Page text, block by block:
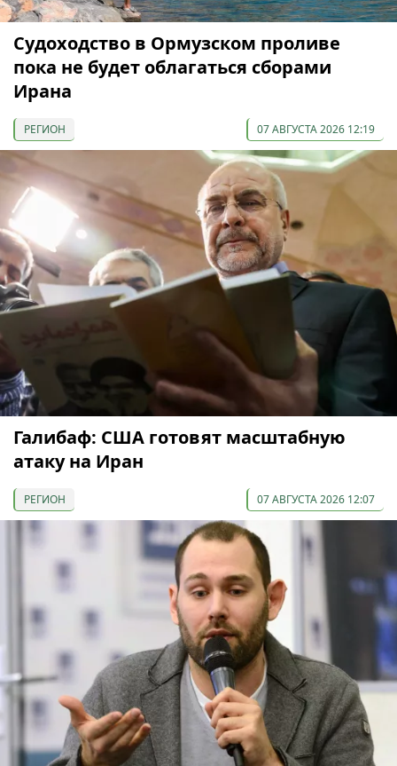
Судоходство в Ормузском проливе
пока не будет облагаться сборами
Ирана
РЕГИОН 07 АВГУСТА 2026 12:19
Галибаф: США готовят масштабную
атаку на Иран
РЕГИОН 07 АВГУСТА 2026 12:07